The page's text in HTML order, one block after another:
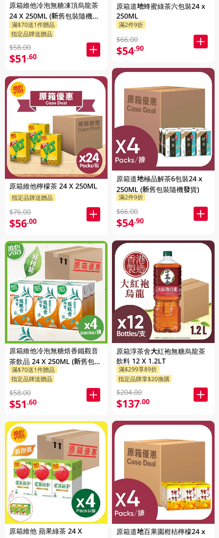
原箱維他冷泡無糖凍頂烏龍茶
24 X 250ML (新舊包裝隨機發
貨)
滿$70送1件贈品
指定品牌送贈品
$58.00
$51.60
原箱維他檸檬茶 24 X 250ML
指定品牌送贈品
$76.00
$56.00
原箱維他冷泡無糖焙香鐵觀音
茶飲品 24 X 250ML (新舊包裝
隨機發貨)
滿$70送1件贈品
指定品牌送贈品
$58.00
$51.60
原箱維他 蘋果綠茶 24 X
原箱道地蜂蜜綠茶六包裝24 x
250ML
滿2件9折
$66.00
$54.90
原箱道地極品解茶6包裝24 x
250ML (新舊包裝隨機發貨)
滿2件9折
$66.00
$54.90
原箱淳茶舍大紅袍無糖烏龍茶
飲料 12 X 1.2LT
滿$299享89折
指定品牌享$20換購
$204.00
$137.00
原箱道地百果園柑桔檸檬24 x